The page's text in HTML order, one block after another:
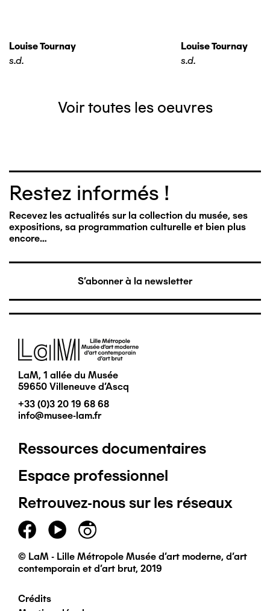
Louise Tournay
s.d.
Louise Tournay
s.d.
Voir toutes les oeuvres
Restez informés !
Recevez les actualités sur la collection du musée, ses
expositions, sa programmation culturelle et bien plus
encore…
S'abonner à la newsletter
Image
LaM, 1 allée du Musée
59650 Villeneuve d'Ascq
+33 (0)3 20 19 68 68
info@musee-lam.fr
Pied
de
page
principal
Ressources documentaires
Espace professionnel
Retrouvez-nous sur les réseaux
© LaM - Lille Métropole Musée d'art moderne, d'art
contemporain et d'art brut, 2019
Crédits